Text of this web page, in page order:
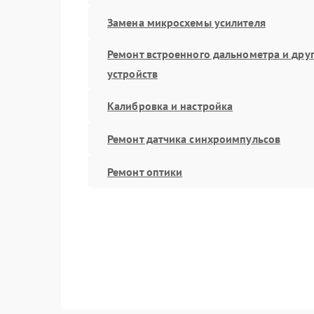
Замена микросхемы усилителя
Ремонт встроенного дальнометра и
устройств
Калибровка и настройка
Ремонт датчика синхроимпульсов
Ремонт оптики